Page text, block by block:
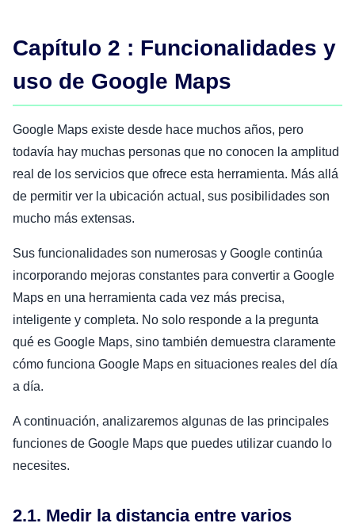
Capítulo 2 : Funcionalidades y
uso de Google Maps
Google Maps existe desde hace muchos años, pero
todavía hay muchas personas que no conocen la amplitud
real de los servicios que ofrece esta herramienta. Más allá
de permitir ver la ubicación actual, sus posibilidades son
mucho más extensas.
Sus funcionalidades son numerosas y Google continúa
incorporando mejoras constantes para convertir a Google
Maps en una herramienta cada vez más precisa,
inteligente y completa. No solo responde a la pregunta
qué es Google Maps, sino también demuestra claramente
cómo funciona Google Maps en situaciones reales del día
a día.
A continuación, analizaremos algunas de las principales
funciones de Google Maps que puedes utilizar cuando lo
necesites.
2.1. Medir la distancia entre varios